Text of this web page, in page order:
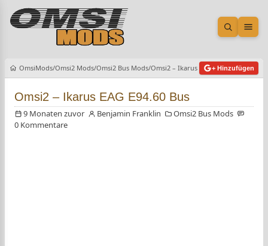
Suche
OmsiMods Omsi2 Mods Omsi2 Bus Mods Omsi2 – Ikarus EAG E94.60 Bus
+ Hinzufügen
Omsi2 – Ikarus EAG E94.60 Bus
9 Monaten zuvor Benjamin Franklin
Omsi2 Bus Mods
0 Kommentare